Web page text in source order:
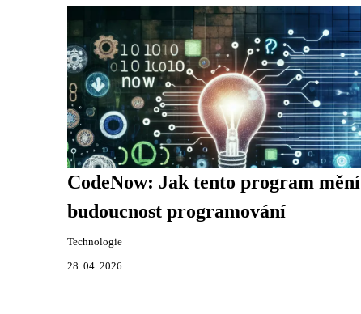
CodeNow: Jak tento program mění
budoucnost programování
Technologie
28. 04. 2026